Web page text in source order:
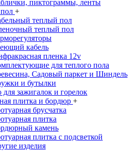
пиктограммы, ленты
+
теплый пол
теплый пол
кабель
пленка 12v
для теплого пола
Садовый паркет и Шиндель
и бутылки
для зажигалок и горелок
плитка и бордюр +
брусчатка
плитка
камень
плитка с подсветкой
изделия